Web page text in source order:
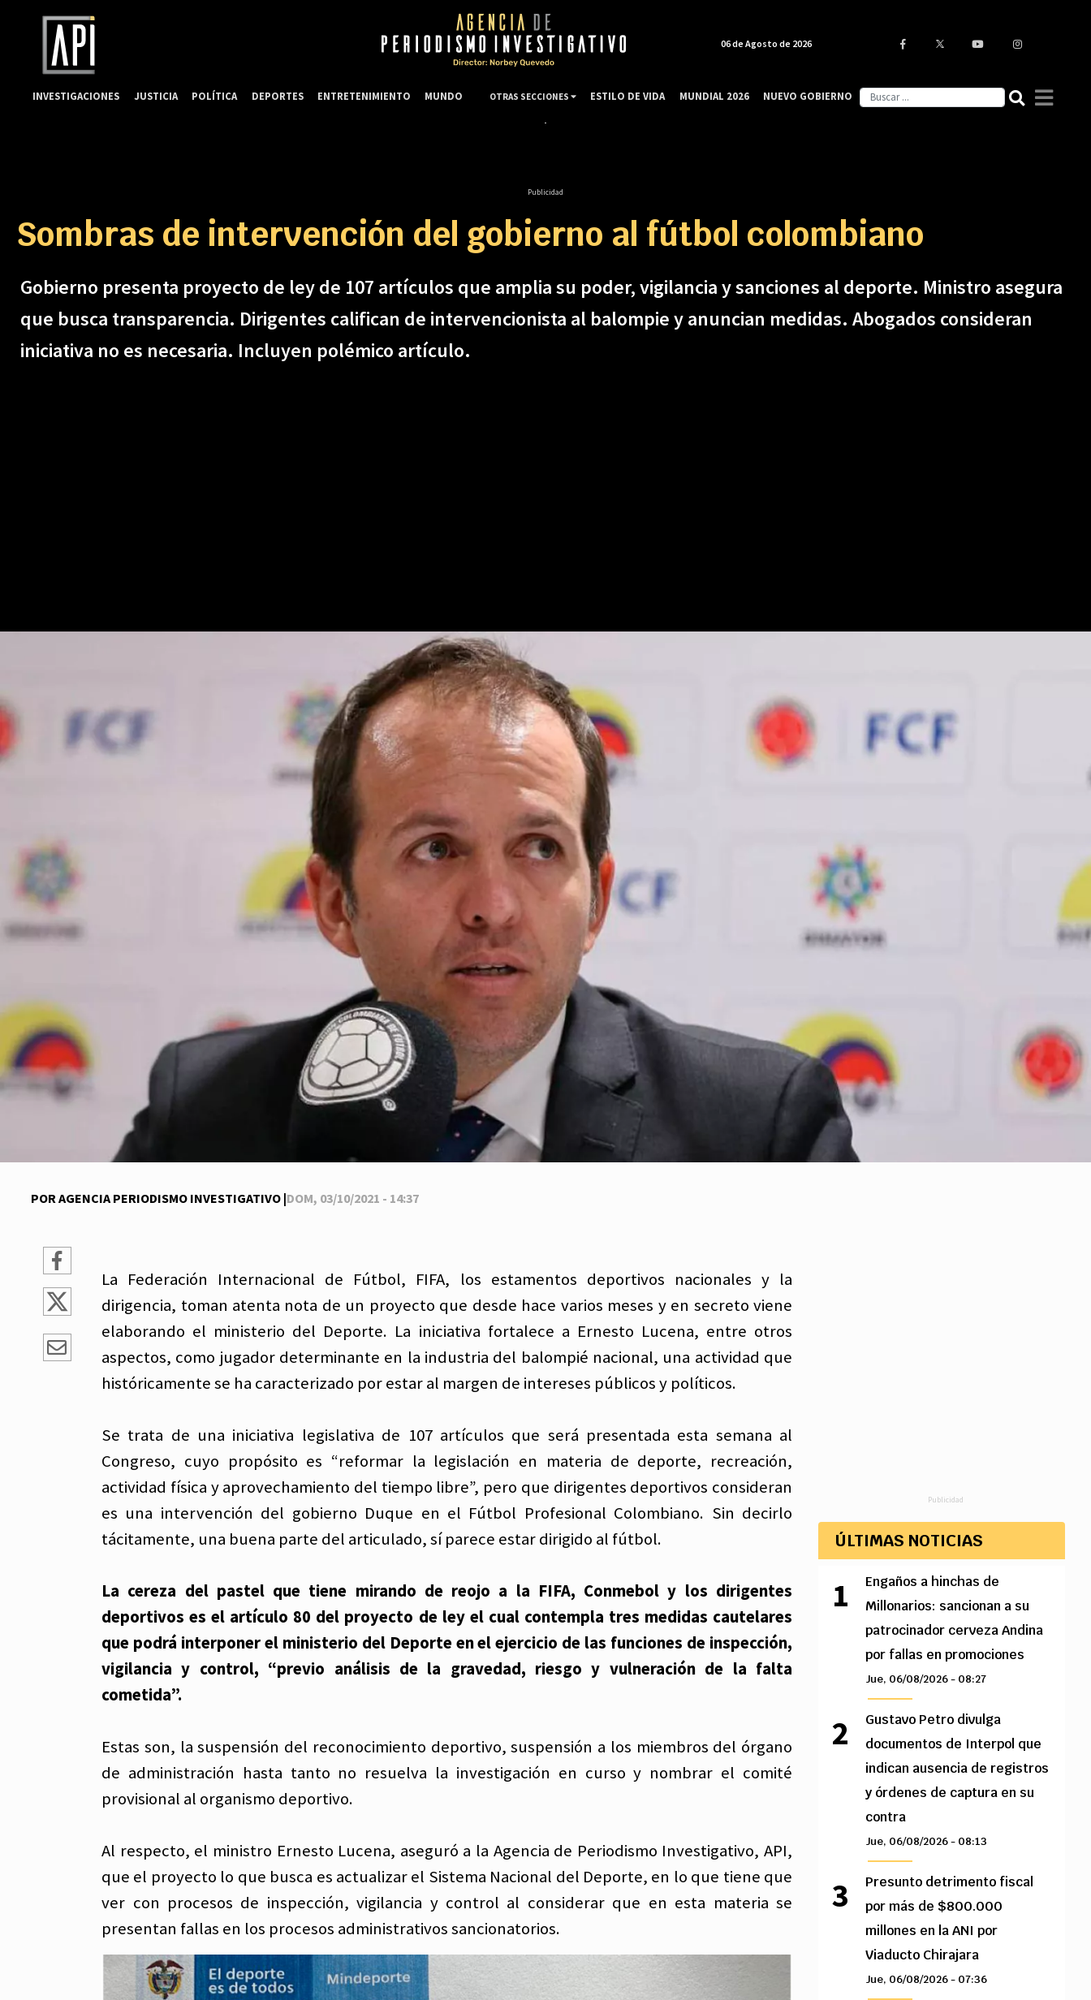
Publicidad
Sombras de intervención del gobierno al fútbol colombiano
Gobierno presenta proyecto de ley de 107 artículos que amplia su poder, vigilancia y sanciones al deporte. Ministro asegura
que busca transparencia. Dirigentes califican de intervencionista al balompie y anuncian medidas. Abogados consideran
iniciativa no es necesaria. Incluyen polémico artículo.
POR AGENCIA PERIODISMO INVESTIGATIVO |DOM, 03/10/2021 - 14:37
La Federación Internacional de Fútbol, FIFA, los estamentos deportivos nacionales y la
dirigencia, toman atenta nota de un proyecto que desde hace varios meses y en secreto viene
elaborando el ministerio del Deporte. La iniciativa fortalece a Ernesto Lucena, entre otros
aspectos, como jugador determinante en la industria del balompié nacional, una actividad que
históricamente se ha caracterizado por estar al margen de intereses públicos y políticos.
Se trata de una iniciativa legislativa de 107 artículos que será presentada esta semana al
Congreso, cuyo propósito es “reformar la legislación en materia de deporte, recreación,
actividad física y aprovechamiento del tiempo libre”, pero que dirigentes deportivos consideran
es una intervención del gobierno Duque en el Fútbol Profesional Colombiano. Sin decirlo
tácitamente, una buena parte del articulado, sí parece estar dirigido al fútbol.
La cereza del pastel que tiene mirando de reojo a la FIFA, Conmebol y los dirigentes
deportivos es el artículo 80 del proyecto de ley el cual contempla tres medidas cautelares
que podrá interponer el ministerio del Deporte en el ejercicio de las funciones de inspección,
vigilancia y control, “previo análisis de la gravedad, riesgo y vulneración de la falta
cometida”.
Estas son, la suspensión del reconocimiento deportivo, suspensión a los miembros del órgano
de administración hasta tanto no resuelva la investigación en curso y nombrar el comité
provisional al organismo deportivo.
Al respecto, el ministro Ernesto Lucena, aseguró a la Agencia de Periodismo Investigativo, API,
que el proyecto lo que busca es actualizar el Sistema Nacional del Deporte, en lo que tiene que
ver con procesos de inspección, vigilancia y control al considerar que en esta materia se
presentan fallas en los procesos administrativos sancionatorios.
Publicidad
ÚLTIMAS NOTICIAS
Engaños a hinchas de
Millonarios: sancionan a su
patrocinador cerveza Andina
por fallas en promociones
Jue, 06/08/2026 - 08:27
Gustavo Petro divulga
documentos de Interpol que
indican ausencia de registros
y órdenes de captura en su
contra
Jue, 06/08/2026 - 08:13
Presunto detrimento fiscal
por más de $800.000
millones en la ANI por
Viaducto Chirajara
Jue, 06/08/2026 - 07:36
06 de Agosto de 2026
INVESTIGACIONES JUSTICIA POLÍTICA DEPORTES ENTRETENIMIENTO MUNDO OTRAS SECCIONES ESTILO DE VIDA MUNDIAL 2026 NUEVO GOBIERNO